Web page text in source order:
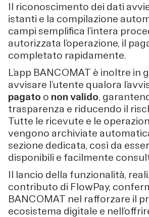
Il riconoscimento dei dati
istanti e la compilazione
campi semplifica l’intera
autorizzata l’operazione, il
completato rapidamente.
L’app BANCOMAT è inoltre in
avvisare l’utente qualora
pagato o non valido,
trasparenza e riducendo il
Tutte le ricevute e le
vengono archiviate
sezione dedicata, così da
disponibili e facilmente
Il lancio della funzionalità,
contributo di FlowPay,
BANCOMAT nel rafforzare il
ecosistema digitale e